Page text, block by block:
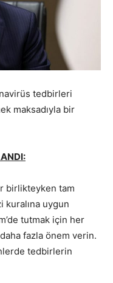
tedbirleri
maksadıyla bir
birlikteyken tam
kuralına uygun
tutmak için her
fazla önem verin.
tedbirlerin